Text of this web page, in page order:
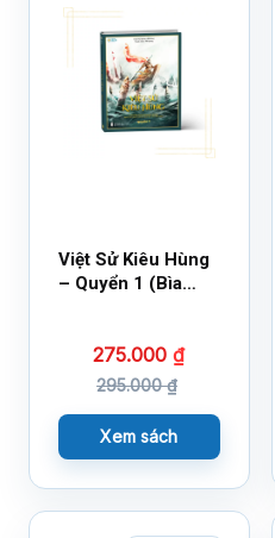
Việt Sử Kiêu Hùng
– Quyển 1 (Bìa
275.000₫
295.000₫
Xem sách